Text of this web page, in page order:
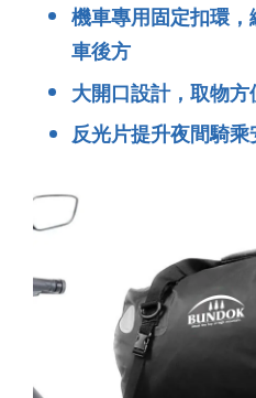
NT$ 199
NT$ 254
機車專用固定扣環
車後方
大開口設計，取物方
反光片提升夜間騎乘